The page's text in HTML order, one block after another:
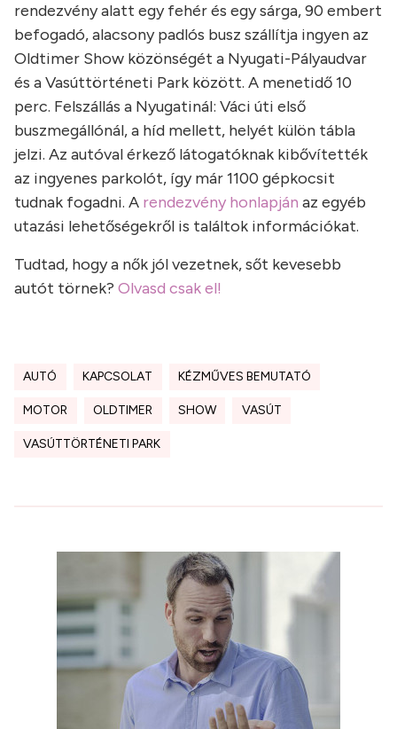
rendezvény alatt egy fehér és egy sárga, 90 embert
befogadó, alacsony padlós busz szállítja ingyen az
Oldtimer Show közönségét a Nyugati-Pályaudvar
és a Vasúttörténeti Park között. A menetidő 10
perc. Felszállás a Nyugatinál: Váci úti első
buszmegállónál, a híd mellett, helyét külön tábla
jelzi. Az autóval érkező látogatóknak kibővítették
az ingyenes parkolót, így már 1100 gépkocsit
tudnak fogadni. A rendezvény honlapján az egyéb
utazási lehetőségekről is találtok információkat.
Tudtad, hogy a nők jól vezetnek, sőt kevesebb
autót törnek? Olvasd csak el!
AUTÓ KAPCSOLAT KÉZMŰVES BEMUTATÓ
MOTOR OLDTIMER SHOW VASÚT
VASÚTTÖRTÉNETI PARK